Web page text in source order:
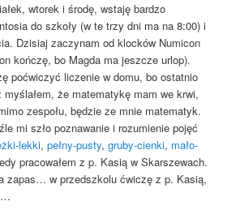
wtorek i środę, wstaję bardzo
do szkoły (w te trzy dni ma na 8:00) i
Dzisiaj zaczynam od klocków Numicon
kończę, bo Magda ma jeszcze urlop).
poćwiczyć liczenie w domu, bo ostatnio
że matematykę mam we krwi,
zespołu, będzie ze mnie matematyk.
mi szło poznawanie i rozumienie pojęć
lekki,pełny-pusty,gruby-cienki, mało-
pracowałem z p. Kasią w Skarszewach.
zapas… w przedszkolu ćwiczę z p. Kasią,